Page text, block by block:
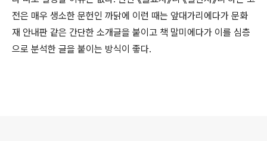
전은 매우 생소한 문헌인 까닭에 이런 때는 앞대가리에다가 문화
재 안내판 같은 간단한 소개글을 붙이고 책 말미에다가 이를 심층
으로 분석한 글을 붙이는 방식이 좋다.